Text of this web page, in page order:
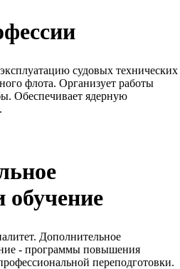
судовых технических
флота. Организует работы
Обеспечивает ядерную
обучение
Дополнительное
- программы повышения
переподготовки.